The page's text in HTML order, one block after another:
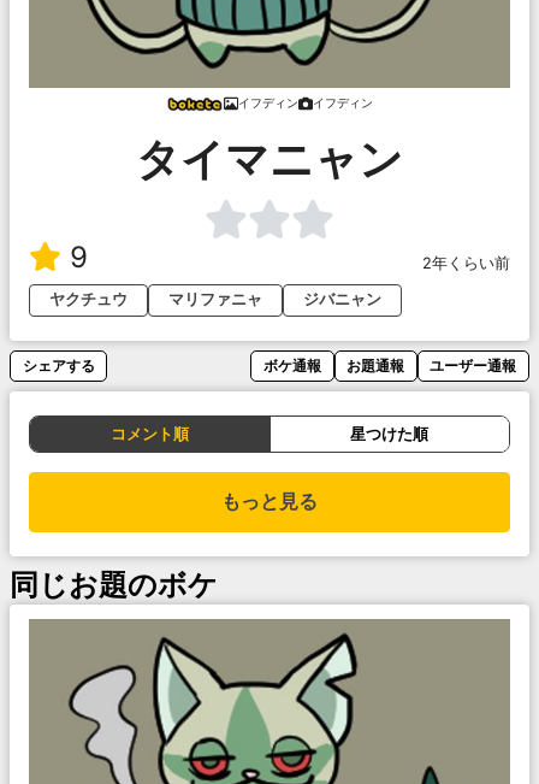
イフディン イフディン
タイマニャン
9
2年くらい前
ヤクチュウ
マリファニャ ジバニャン
シェアする ボケ通報 お題通報 ユーザー通報
コメント順 星つけた順
もっと見る
同じお題のボケ